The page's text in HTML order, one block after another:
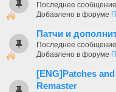
Последнее сообщение
Добавлено в форуме
Патчи и
Последнее сообщение
Добавлено в форуме
[ENG]Patches
Remaster